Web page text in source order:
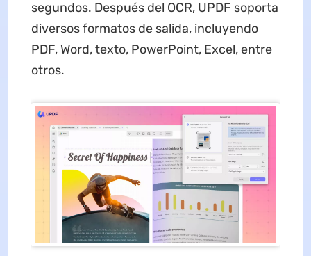
segundos. Después del OCR, UPDF soporta
diversos formatos de salida, incluyendo
PDF, Word, texto, PowerPoint, Excel, entre
otros.